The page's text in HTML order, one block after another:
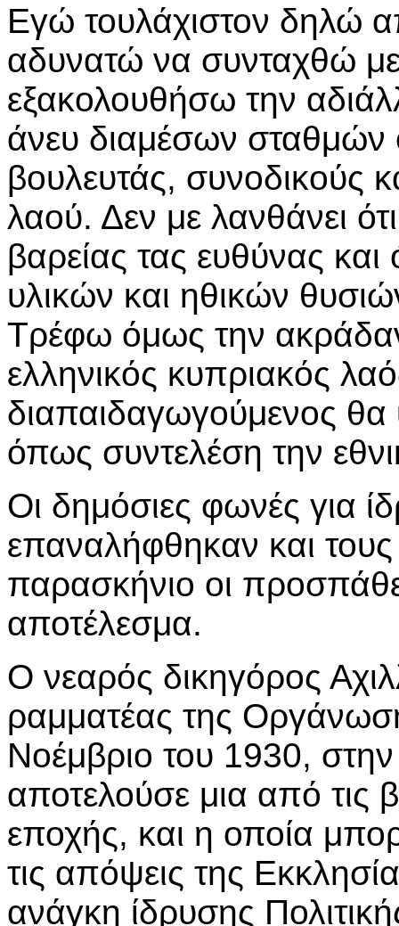
Εγώ τουλάχιστον δηλώ
αδυνατώ να συνταχθώ με
εξακολουθήσω την
άνευ διαμέσων
βουλευτάς, συνοδικούς
λαού. Δεν με λανθάνει
βαρείας τας ευθύνας και
υλικών και ηθικών
Τρέφω όμως την
ελληνικός κυπριακός
διαπαιδαγωγούμενος
όπως συντελέση την
Οι δημόσιες φωνές για
επαναλήφθηκαν και
παρασκήνιο οι
αποτέλεσμα.
Ο νεαρός δικηγόρος
ραμματέας της
Νοέμβριο του 1930,
αποτελούσε μια από τις
εποχής, και η οποία
τις απόψεις της
ανάγκη ίδρυσης